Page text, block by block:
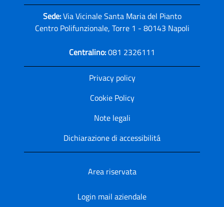
Sede:Via Vicinale Santa Maria del Pianto
Centro Polifunzionale, Torre 1 - 80143 Napoli
Centralino:081 2326111
Privacy policy
Cookie Policy
Note legali
Dichiarazione di accessibilitá
Area riservata
Login mail aziendale